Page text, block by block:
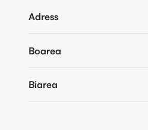
Adress
Boarea
Biarea